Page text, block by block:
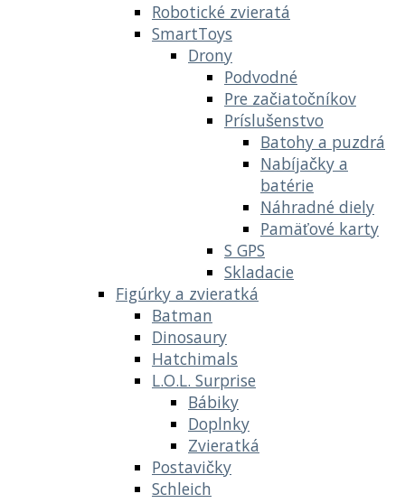
Robotické zvieratá
SmartToys
Drony
Podvodné
Pre začiatočníkov
Príslušenstvo
Batohy a puzdrá
Nabíjačky a
batérie
Náhradné diely
Pamäťové karty
S GPS
Skladacie
Figúrky a zvieratká
Batman
Dinosaury
Hatchimals
L.O.L. Surprise
Bábiky
Doplnky
Zvieratká
Postavičky
Schleich